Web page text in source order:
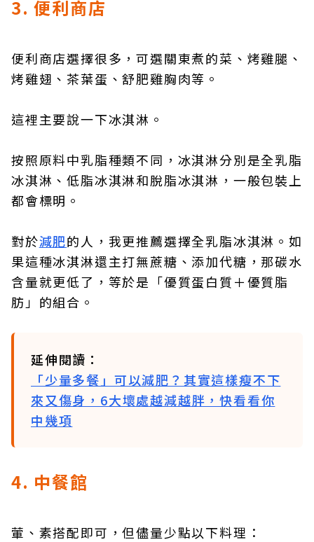
3. 便利商店
便利商店選擇很多，可選關東煮的菜、烤雞腿、
烤雞翅、茶葉蛋、舒肥雞胸肉等。
這裡主要說一下冰淇淋。
按照原料中乳脂種類不同，冰淇淋分別是全乳脂
冰淇淋、低脂冰淇淋和脫脂冰淇淋，一般包裝上
都會標明。
對於減肥的人，我更推薦選擇全乳脂冰淇淋。如
果這種冰淇淋還主打無蔗糖、添加代糖，那碳水
含量就更低了，等於是「優質蛋白質＋優質脂
肪」的組合。
延伸閱讀：
「少量多餐」可以減肥？其實這樣瘦不下
來又傷身，6大壞處越減越胖，快看看你
中幾項
4. 中餐館
葷、素搭配即可，但儘量少點以下料理：